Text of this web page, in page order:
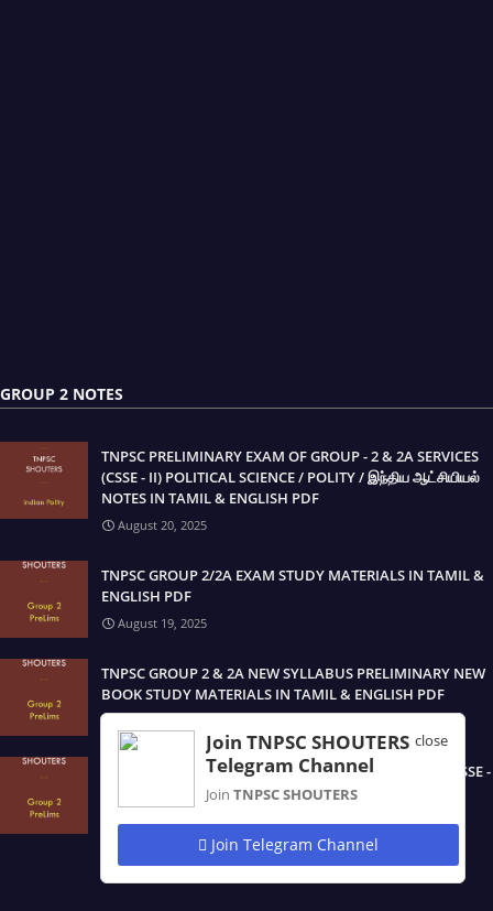
GROUP 2 NOTES
TNPSC PRELIMINARY EXAM OF GROUP - 2 & 2A SERVICES
(CSSE - II) POLITICAL SCIENCE / POLITY / இந்திய ஆட்சியியல்
NOTES IN TAMIL & ENGLISH PDF
August 20, 2025
TNPSC GROUP 2/2A EXAM STUDY MATERIALS IN TAMIL &
ENGLISH PDF
August 19, 2025
TNPSC GROUP 2 & 2A NEW SYLLABUS PRELIMINARY NEW
BOOK STUDY MATERIALS IN TAMIL & ENGLISH PDF
TNPSC PRELIMINARY EXAM OF GROUP - 2 SERVICES (CSSE -
II) FULL MATERIAL / NOTES IN TAMIL PDF
close
Join TNPSC SHOUTERS
Telegram Channel
Join TNPSC SHOUTERS
Join Telegram Channel